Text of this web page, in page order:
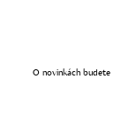
O novinkách budete